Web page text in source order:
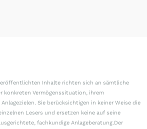
Inhalte richten sich an sämtliche
konkreten Vermögenssituation, ihrem
Sie berücksichtigen in keiner Weise die
Lesers und ersetzen keine auf seine
fachkundige Anlageberatung.Der